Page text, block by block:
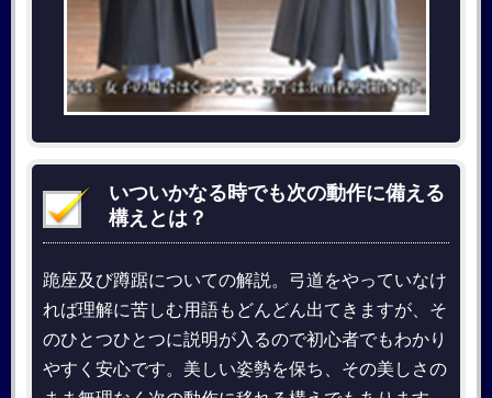
いついかなる時でも次の動作に備える
構えとは？
跪座及び蹲踞についての解説。弓道をやっていなけ
れば理解に苦しむ用語もどんどん出てきますが、そ
のひとつひとつに説明が入るので初心者でもわかり
やすく安心です。美しい姿勢を保ち、その美しさの